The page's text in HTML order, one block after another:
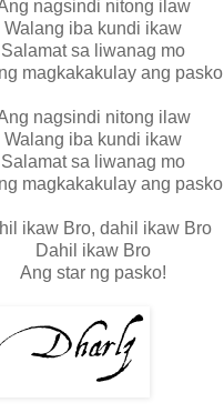
nagsindi nitong ilaw
Walang iba kundi ikaw
Salamat sa liwanag mo
magkakakulay ang pasko
nagsindi nitong ilaw
Walang iba kundi ikaw
Salamat sa liwanag mo
magkakakulay ang pasko
ikaw Bro, dahil ikaw Bro
Dahil ikaw Bro
Ang star ng pasko!